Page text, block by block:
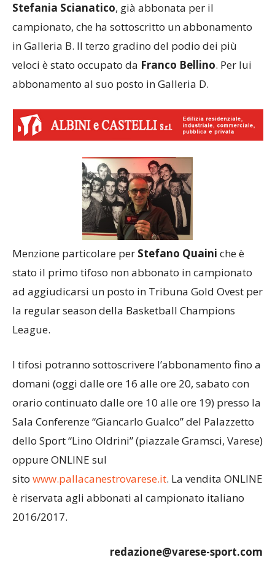
Stefania Scianatico, già abbonata per il
campionato, che ha sottoscritto un abbonamento
in Galleria B. Il terzo gradino del podio dei più
veloci è stato occupato da Franco Bellino. Per lui
abbonamento al suo posto in Galleria D.
Menzione particolare per Stefano Quaini che è
stato il primo tifoso non abbonato in campionato
ad aggiudicarsi un posto in Tribuna Gold Ovest per
la regular season della Basketball Champions
League.
I tifosi potranno sottoscrivere l’abbonamento fino a
domani (oggi dalle ore 16 alle ore 20, sabato con
orario continuato dalle ore 10 alle ore 19) presso la
Sala Conferenze “Giancarlo Gualco” del Palazzetto
dello Sport “Lino Oldrini” (piazzale Gramsci, Varese)
oppure ONLINE sul
sito www.pallacanestrovarese.it. La vendita ONLINE
è riservata agli abbonati al campionato italiano
2016/2017.
redazione@varese-sport.com